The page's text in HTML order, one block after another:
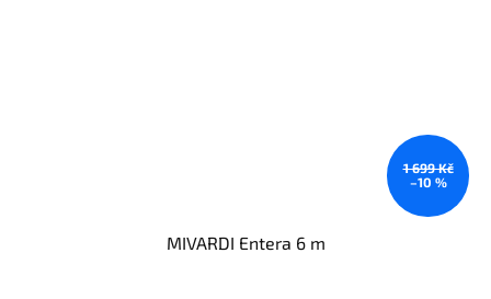
1 699 Kč
–10 %
MIVARDI Entera 6 m